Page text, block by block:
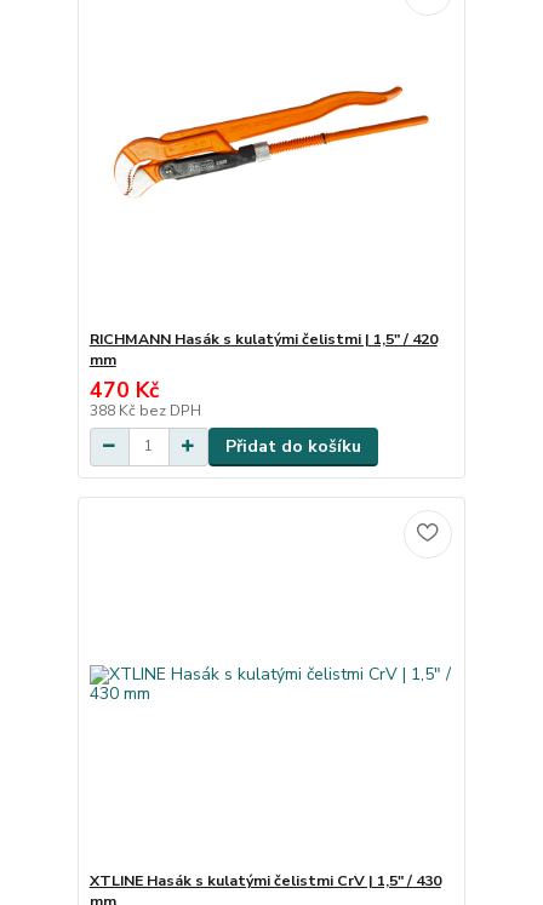
RICHMANN Hasák s kulatými čelistmi | 1,5" / 420
mm
470 Kč
388 Kč bez DPH
Přidat do košíku
XTLINE Hasák s kulatými čelistmi CrV | 1,5" / 430